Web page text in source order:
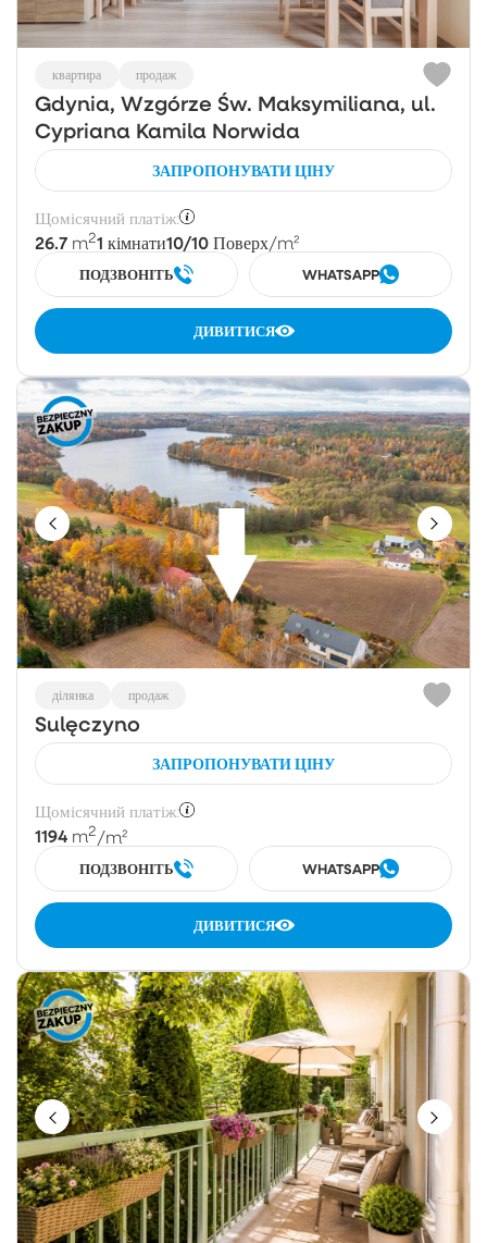
квартира продаж
Gdynia, Wzgórze Św. Maksymiliana, ul.
Cypriana Kamila Norwida
ЗАПРОПОНУВАТИ ЦІНУ
Щомісячний платіж:
26.7 m21 кімнати10/10 Поверх/m²
ПОДЗВОНІТЬ WHATSAPP
ДИВИТИСЯ
ділянка продаж
Sulęczyno
ЗАПРОПОНУВАТИ ЦІНУ
Щомісячний платіж:
1194 m2/m²
ПОДЗВОНІТЬ WHATSAPP
ДИВИТИСЯ